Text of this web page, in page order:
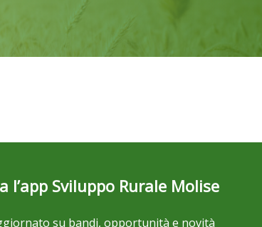
l’app Sviluppo Rurale Molise
su bandi, opportunità e novità